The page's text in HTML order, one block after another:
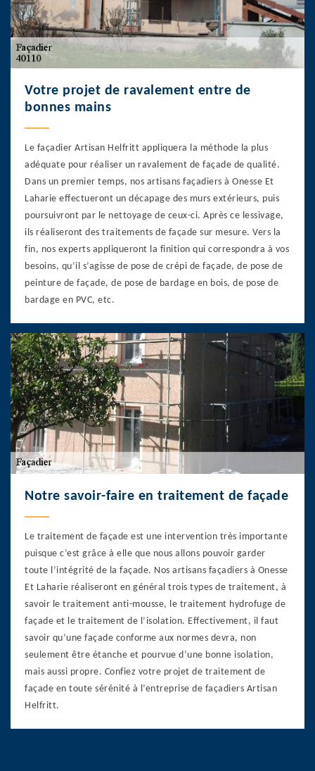
Votre projet de ravalement entre de
bonnes mains
Le façadier Artisan Helfritt appliquera la méthode la plus
adéquate pour réaliser un ravalement de façade de qualité.
Dans un premier temps, nos artisans façadiers à Onesse Et
Laharie effectueront un décapage des murs extérieurs, puis
poursuivront par le nettoyage de ceux-ci. Après ce lessivage,
ils réaliseront des traitements de façade sur mesure. Vers la
fin, nos experts appliqueront la finition qui correspondra à vos
besoins, qu’il s’agisse de pose de crépi de façade, de pose de
peinture de façade, de pose de bardage en bois, de pose de
bardage en PVC, etc.
Notre savoir-faire en traitement de façade
Le traitement de façade est une intervention très importante
puisque c’est grâce à elle que nous allons pouvoir garder
toute l’intégrité de la façade. Nos artisans façadiers à Onesse
Et Laharie réaliseront en général trois types de traitement, à
savoir le traitement anti-mousse, le traitement hydrofuge de
façade et le traitement de l’isolation. Effectivement, il faut
savoir qu’une façade conforme aux normes devra, non
seulement être étanche et pourvue d’une bonne isolation,
mais aussi propre. Confiez votre projet de traitement de
façade en toute sérénité à l’entreprise de façadiers Artisan
Helfritt.